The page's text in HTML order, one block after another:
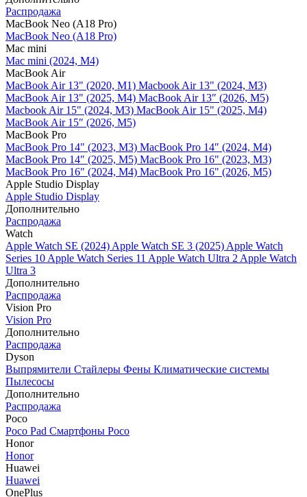
Распродажа
MacBook Neo (A18 Pro)
MacBook Neo (A18 Pro)
Mac mini
Mac mini (2024, M4)
MacBook Air
MacBook Air 13" (2020, M1) Macbook Air 13" (2024, M3)
MacBook Air 13" (2025, M4) MacBook Air 13″ (2026, M5)
Macbook Air 15" (2024, M3) MacBook Air 15" (2025, M4)
MacBook Air 15″ (2026, M5)
MacBook Pro
MacBook Pro 14" (2023, M3) MacBook Pro 14″ (2024, M4)
MacBook Pro 14″ (2025, M5) MacBook Pro 16" (2023, M3)
MacBook Pro 16″ (2024, M4) MacBook Pro 16" (2026, M5)
Apple Studio Display
Apple Studio Display
Дополнительно
Распродажа
Watch
Apple Watch SE (2024) Apple Watch SE 3 (2025) Apple Watch
Series 10 Apple Watch Series 11 Apple Watch Ultra 2 Apple Watch
Ultra 3
Дополнительно
Распродажа
Vision Pro
Vision Pro
Дополнительно
Распродажа
Dyson
Выпрямители Стайлеры Фены Климатические системы
Пылесосы
Дополнительно
Распродажа
Poco
Poco Pad Смартфоны Poco
Honor
Honor
Huawei
Huawei
OnePlus